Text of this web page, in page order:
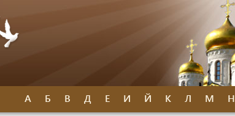
А Б В Д Е И Й К Л М Н